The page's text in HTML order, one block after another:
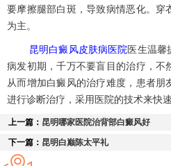
要摩擦腿部白斑，导致病情恶化。穿
为主。
昆明白癜风皮肤病医院医生温馨
病发初期，千万不要盲目的治疗，不
从而增加白癜风的治疗难度，患者朋
进行诊断治疗，采用医院的技术来快
上一篇： 昆明哪家医院治背部白癜风好
下一篇： 昆明白巅陈太平礼